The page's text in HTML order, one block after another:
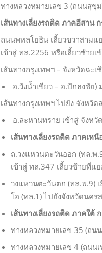
ทางหลวงหมายเลข 3 (ถนนสุขุ
เส้นทางเลี่ยงรถติด ภาคอีสาน
ถนนพหลโยธิน เลี้ยวขวาสาม
เข้าสู่ ทล.2256 หรือเลี้ยวซ้าย
เส้นทางกรุงเทพฯ – จังหวัดฉะ
อ.วังน้ำเขียว – อ.ปักธงชัย
เส้นทางกรุงเทพฯ ไปยัง จังหวั
อ.ละหานทราย เข้าสู่ จังหวั
เส้นทางเลี่ยงรถติด ภาคเห
ถ.วงแหวนตะวันออก (ทล.พ
เข้าสู่ ทล.347 เลี้ยวซ้ายที่แ
วงแหวนตะวันตก (ทล.พ.9)
โอ (ทล.1) ไปยังจังหวัดนคร
เส้นทางเลี่ยงรถติด ภาคใต้
ทางหลวงหมายเลข 35 (ถน
ทางหลวงหมายเลข 4 (ถนน